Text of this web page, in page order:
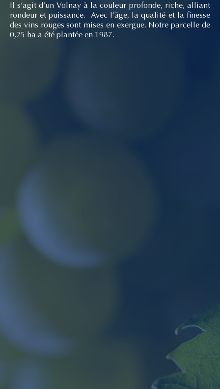
Il s’agit d’un Volnay à la couleur profonde, riche, alliant
rondeur et puissance. Avec l’âge, la qualité et la finesse
des vins rouges sont mises en exergue. Notre parcelle de
0,25 ha a été plantée en 1987.